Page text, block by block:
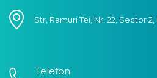
Str, Ramuri Tei, Nr. 22, Sector
Telefon